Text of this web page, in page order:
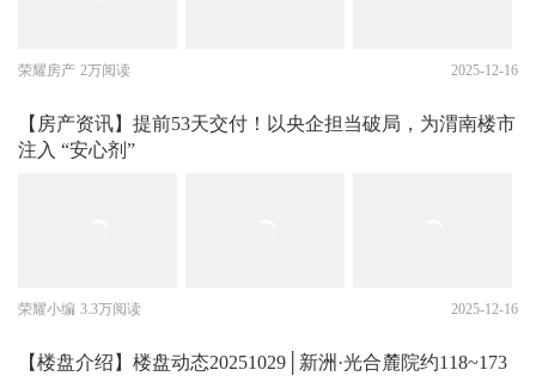
荣耀房产 2万阅读 2025-12-16
【房产资讯】提前53天交付！以央企担当破局，为渭南楼市
注入 “安心剂”
荣耀小编 3.3万阅读 2025-12-16
【楼盘介绍】楼盘动态20251029│新洲·光合麓院约118~173